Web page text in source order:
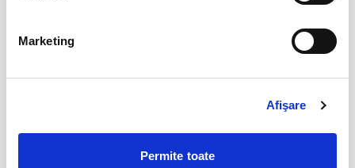
Marketing
Afişare
Permite toate